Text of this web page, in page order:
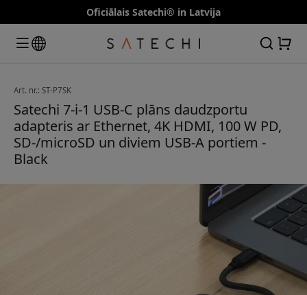
Oficiālais Satechi® in Latvija
Art. nr.: ST-P7SK
Satechi 7-i-1 USB-C plāns daudzportu
adapteris ar Ethernet, 4K HDMI, 100 W PD,
SD-/microSD un diviem USB-A portiem -
Black